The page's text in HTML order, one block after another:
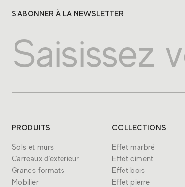
S'ABONNER À LA NEWSLETTER
PRODUITS
Sols et murs
Carreaux d'extérieur
Grands formats
Mobilier
COLLECTIONS
Effet marbré
Effet ciment
Effet bois
Effet pierre